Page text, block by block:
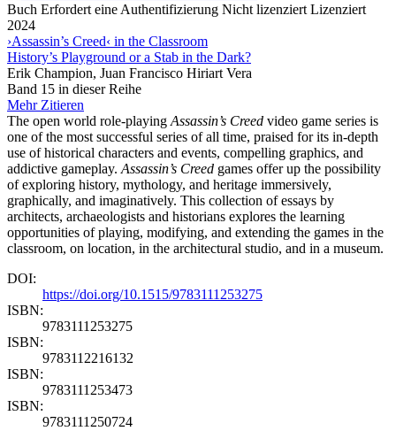
Buch Erfordert eine Authentifizierung Nicht lizenziert Lizenziert
2024
›Assassin’s Creed‹ in the Classroom
History’s Playground or a Stab in the Dark?
Erik Champion, Juan Francisco Hiriart Vera
Band 15 in dieser Reihe
Mehr Zitieren
The open world role-playing Assassin’s Creed video game series is
one of the most successful series of all time, praised for its in-depth
use of historical characters and events, compelling graphics, and
addictive gameplay. Assassin’s Creed games offer up the possibility
of exploring history, mythology, and heritage immersively,
graphically, and imaginatively. This collection of essays by
architects, archaeologists and historians explores the learning
opportunities of playing, modifying, and extending the games in the
classroom, on location, in the architectural studio, and in a museum.
DOI:
https://doi.org/10.1515/9783111253275
ISBN:
9783111253275
ISBN:
9783112216132
ISBN:
9783111253473
ISBN:
9783111250724